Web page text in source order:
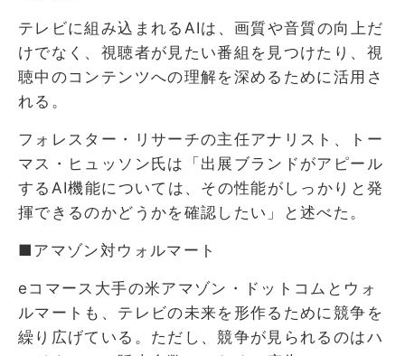
テレビに組み込まれるAIは、画質や音質の向上だ
けでなく、視聴者が見たい番組を見つけたり、視
聴中のコンテンツへの理解を深めるために活用さ
れる。
フォレスター・リサーチの主任アナリスト、トー
マス・ヒュッソン氏は「出展ブランドがアピール
するAI機能については、その性能がしっかりと発
揮できるのかどうかを確認したい」と述べた。
■アマゾン対ウォルマート
eコマース大手の米アマゾン・ドットコムとウォ
ルマートも、テレビの未来を形作るために競争を
繰り広げている。ただし、競争が見られるのはハ